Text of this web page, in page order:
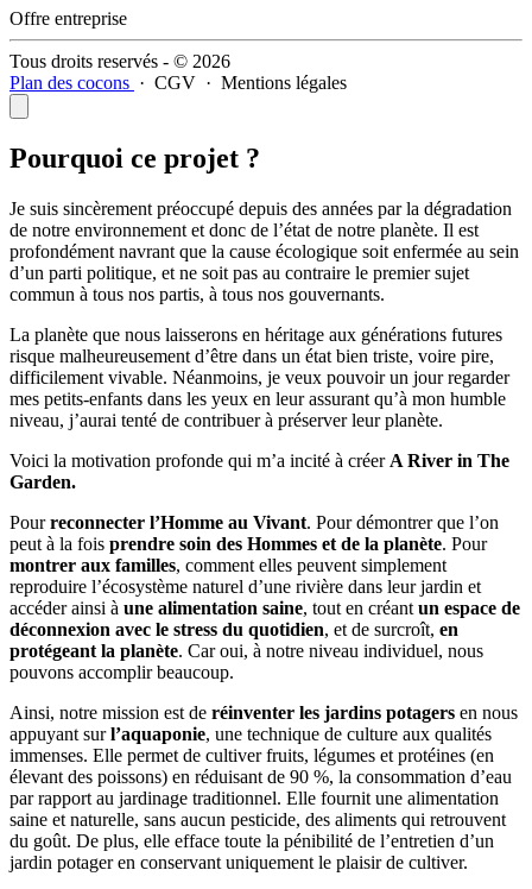
Offre entreprise
Tous droits reservés - © 2026
Plan des cocons · CGV · Mentions légales
Pourquoi ce projet ?
Je suis sincèrement préoccupé depuis des années par la dégradation
de notre environnement et donc de l’état de notre planète. Il est
profondément navrant que la cause écologique soit enfermée au sein
d’un parti politique, et ne soit pas au contraire le premier sujet
commun à tous nos partis, à tous nos gouvernants.
La planète que nous laisserons en héritage aux générations futures
risque malheureusement d’être dans un état bien triste, voire pire,
difficilement vivable. Néanmoins, je veux pouvoir un jour regarder
mes petits-enfants dans les yeux en leur assurant qu’à mon humble
niveau, j’aurai tenté de contribuer à préserver leur planète.
Voici la motivation profonde qui m’a incité à créer A River in The
Garden.
Pourreconnecter l’Homme au Vivant. Pour démontrer que l’on
peut à la fois prendre soin des Hommes et de la planète. Pour
montrer aux familles, comment elles peuvent simplement
reproduire l’écosystème naturel d’une rivière dans leur jardin et
accéder ainsi à une alimentation saine, tout en créant un espace de
déconnexion avec le stress du quotidien, et de surcroît, en
protégeant la planète. Car oui, à notre niveau individuel, nous
pouvons accomplir beaucoup.
Ainsi, notre mission est de réinventer les jardins potagers en nous
appuyant surl’aquaponie, une technique de culture aux qualités
immenses. Elle permet de cultiver fruits, légumes et protéines (en
élevant des poissons) en réduisant de 90 %, la consommation d’eau
par rapport au jardinage traditionnel. Elle fournit une alimentation
saine et naturelle, sans aucun pesticide, des aliments qui retrouvent
du goût. De plus, elle efface toute la pénibilité de l’entretien d’un
jardin potager en conservant uniquement le plaisir de cultiver.